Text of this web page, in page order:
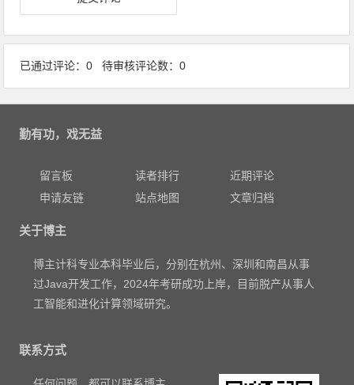
已通过评论：0 待审核评论数：0
勤有功，戏无益
留言板 读者排行
近期评论
申请友链
站点地图 文章归档
关于博主
博主计科专业本科毕业后，分别在杭州、深圳和南昌从事
过Java开发工作，2024年考研成功上岸，目前脱产从事人
工智能和进化计算领域研究。
联系方式